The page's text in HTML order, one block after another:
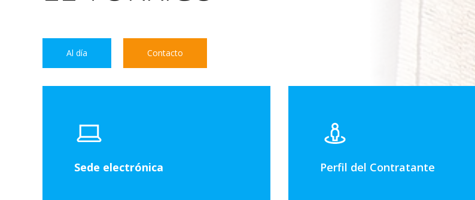
Al día Contacto
Sede electrónica Perfil del Contratante